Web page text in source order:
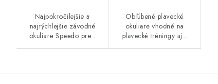
Najpokročilejšie a
najrýchlejšie závodné
okuliare Speedo pre...
Obľúbené plavecké
okuliare vhodné na
plavecké tréningy aj...